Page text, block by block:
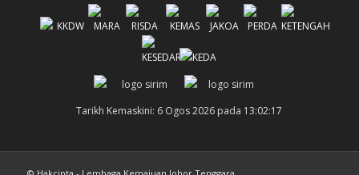
Tarikh Kemaskini: 6 Ogos 2026 pada 13:02:17